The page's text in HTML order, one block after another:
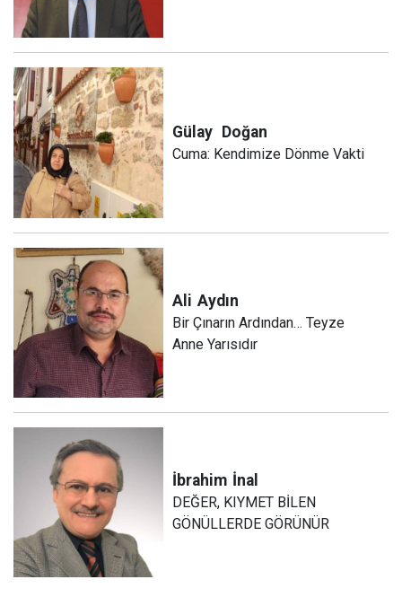
Gülay Doğan
Cuma: Kendimize Dönme Vakti
Ali Aydın
Bir Çınarın Ardından… Teyze
Anne Yarısıdır
İbrahim İnal
DEĞER, KIYMET BİLEN
GÖNÜLLERDE GÖRÜNÜR